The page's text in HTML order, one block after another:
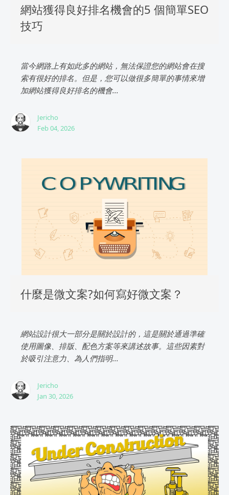
網站獲得良好排名機會的5 個簡單SEO
技巧
當今網路上有如此多的網站，無法保證您的網站會在搜
索有很好的排名。但是，您可以做很多簡單的事情來增
加網站獲得良好排名的機會...
Jericho
Feb 04, 2026
什麼是微文案?如何寫好微文案？
網站設計很大一部分是關於設計的，這是關於通過準確
使用圖像、排版、配色方案等來講述故事。這些因素對
於吸引注意力、為人們指明...
Jericho
Jan 30, 2026